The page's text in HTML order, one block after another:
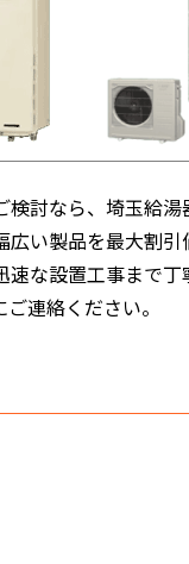
討なら、埼玉給
い製品を最大割
な設置工事まで
連絡ください。